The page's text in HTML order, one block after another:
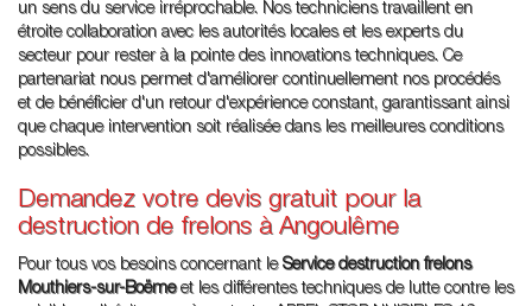
un sens du service irréprochable. Nos techniciens travaillent en
étroite collaboration avec les autorités locales et les experts du
secteur pour rester à la pointe des innovations techniques. Ce
partenariat nous permet d'améliorer continuellement nos procédés
et de bénéficier d'un retour d'expérience constant, garantissant ainsi
que chaque intervention soit réalisée dans les meilleures conditions
possibles.
Demandez votre devis gratuit pour la
destruction de frelons à Angoulême
Pour tous vos besoins concernant le Service destruction frelons
Mouthiers-sur-Boëmeet les différentes techniques de lutte contre les